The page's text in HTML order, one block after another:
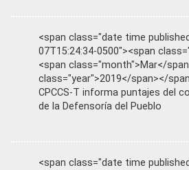
<span class="date time
07T15:24:34-0500"><span
<span class="month">Mar</
class="year">2019</span></
CPCCS-T informa puntajes del
de la Defensoría del Pueblo
<span class="date time